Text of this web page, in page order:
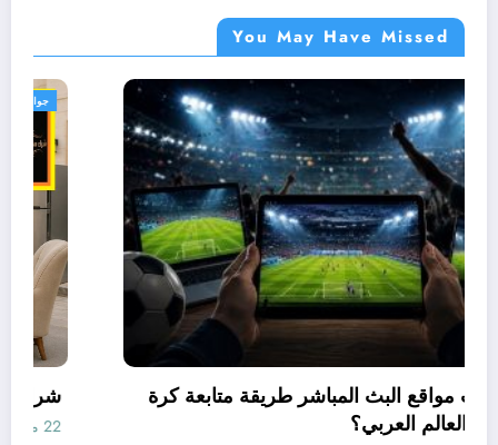
You May Have Missed
جوابى
كيف غيّرت مواقع البث المباشر طريقة متابعة كرة
القدم في العالم العربي؟